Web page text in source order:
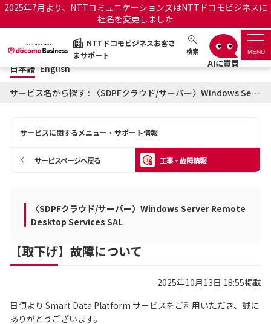
2025年7月より、NTTコミュニケーションズはNTTドコモビジネスに
社名を変更しました
NTTドコモビジネスお客さ
まサポート
検索 MENU
NTTドコモビジネスお客さまサポート 日本語 English
サポートトップ
OCNのお客さまはこちら
工事・故障情報通知サー
オフィシャルサイト
日本語 English
サービス名から探す : 〈SDPFクラウド/サーバー〉Windows Server Remote Desktop Services SALに関する工事・故障情報
サービスに関するメニュー・サポート情報
サービスページへ戻る 工事・故障情報
〈SDPFクラウド/サーバー〉Windows Server Remote
Desktop Services SAL
【取下げ】故障について
2025年10月13日 18:55掲載
日頃より Smart Data Platform サービスをご利用いただき、誠に
ありがとうございます。